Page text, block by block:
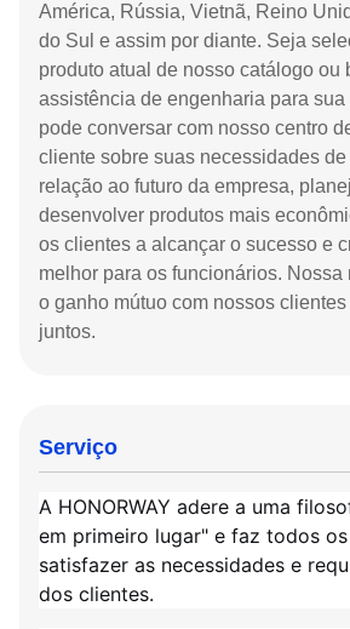
América, Rússia, Vietnã, Reino
do Sul e assim por diante. Seja
produto atual de nosso catálogo ou
assistência de engenharia para
pode conversar com nosso centro
cliente sobre suas necessidades
relação ao futuro da empresa,
desenvolver produtos mais
os clientes a alcançar o sucesso e
melhor para os funcionários.
o ganho mútuo com nossos
juntos.
Serviço
A HONORWAY adere a uma
em primeiro lugar" e faz todos
satisfazer as necessidades e
dos clientes.